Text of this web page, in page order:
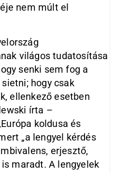
nem múlt el
világos tudatosítása
senki sem fog a
hogy csak
ellenkező esetben
írta –
koldusa és
„a lengyel kérdés
erjesztő,
maradt. A lengyelek